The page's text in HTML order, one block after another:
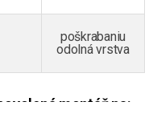
poškrabaniu
odolná vrstva
montáž na: